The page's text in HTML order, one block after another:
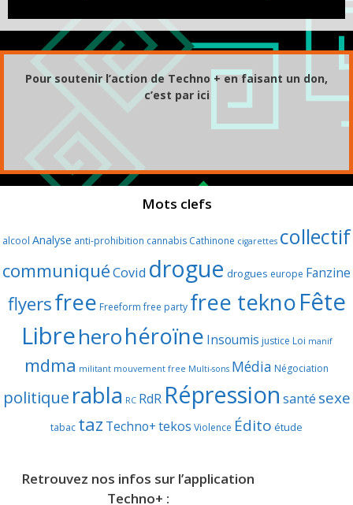
Pour soutenir l’action de Techno + en faisant un don,
c’est par ici
Mots clefs
alcool Analyse anti-prohibition cannabis Cathinone cigarettes collectif
communiquéCovid drogue drogues europe Fanzine
flyersfree Freeform free party free teknoFête
Libreherohéroïne Insoumis justice Loi manif
mdma militant mouvement free Multi-sons Média Négociation
politique rabla RC RdR Répression santé sexe
tabac taz Techno+tekos Violence Édito étude
Retrouvez nos infos sur l’application
Techno+ :